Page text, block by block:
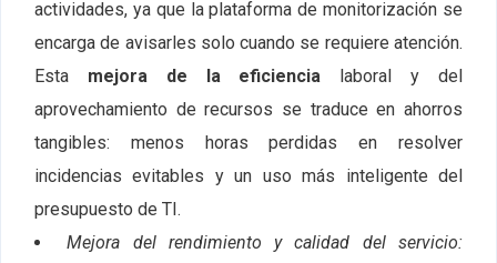
actividades, ya que la plataforma de monitorización se
encarga de avisarles solo cuando se requiere atención.
Esta mejora de la eficiencia
laboral y del
aprovechamiento de recursos se traduce en ahorros
tangibles: menos horas perdidas en resolver
incidencias evitables y un uso más inteligente del
presupuesto de TI.
Mejora del rendimiento y calidad del servicio: